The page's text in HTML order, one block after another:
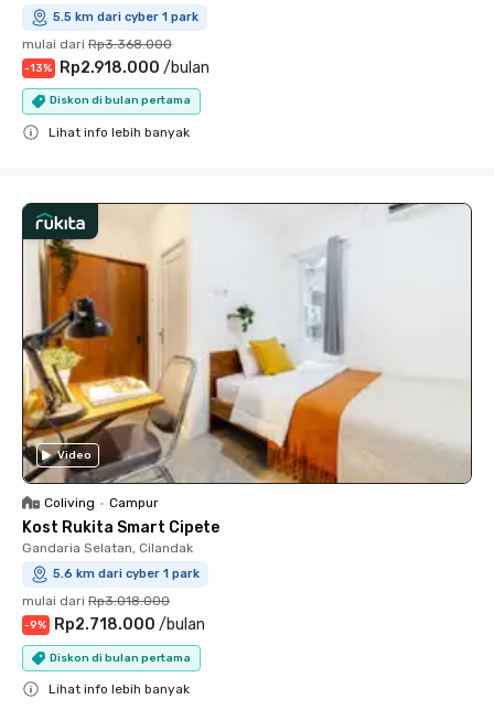
5.5 km dari cyber 1 park
mulai dari Rp3.368.000
-13% Rp2.918.000 /bulan
Diskon di bulan pertama
Lihat info lebih banyak
Video
Coliving • Campur
Kost Rukita Smart Cipete
Gandaria Selatan, Cilandak
5.6 km dari cyber 1 park
mulai dari Rp3.018.000
-9% Rp2.718.000 /bulan
Diskon di bulan pertama
Lihat info lebih banyak